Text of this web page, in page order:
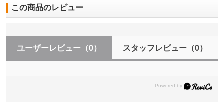
この商品のレビュー
ユーザーレビュー （0） スタッフレビュー（0）